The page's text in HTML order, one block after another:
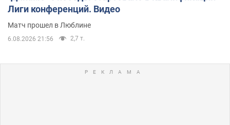
Лиги конференций. Видео
Матч прошел в Люблине
6.08.2026 21:56 2,7 т.